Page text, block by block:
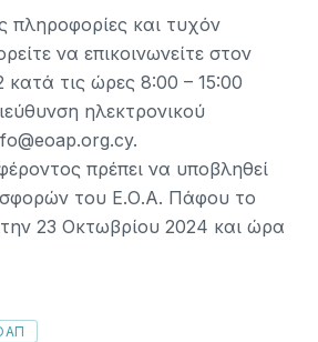
πληροφορίες και τυχόν
να επικοινωνείτε στον
κατά τις ώρες 8:00 – 15:00
ηλεκτρονικού
πρέπει να υποβληθεί
του Ε.Ο.Α. Πάφου το
23 Οκτωβρίου 2024 και ώρα